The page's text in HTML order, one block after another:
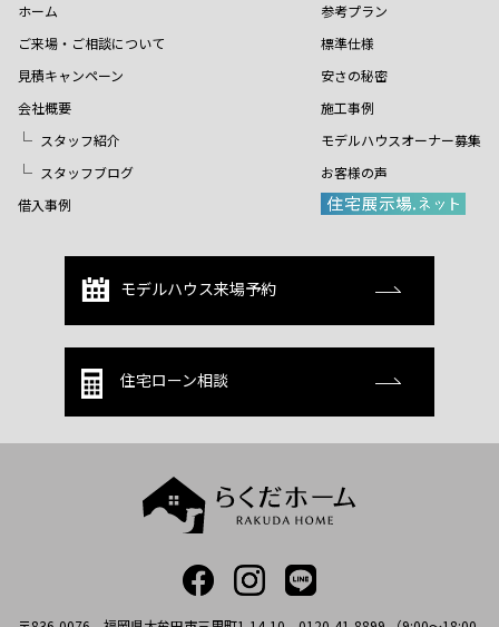
ホーム
ご来場・ご相談について
見積キャンペーン
会社概要
スタッフ紹介
スタッフブログ
借入事例
参考プラン
標準仕様
安さの秘密
施工事例
モデルハウスオーナー募集
お客様の声
モデルハウス来場予約
住宅ローン相談